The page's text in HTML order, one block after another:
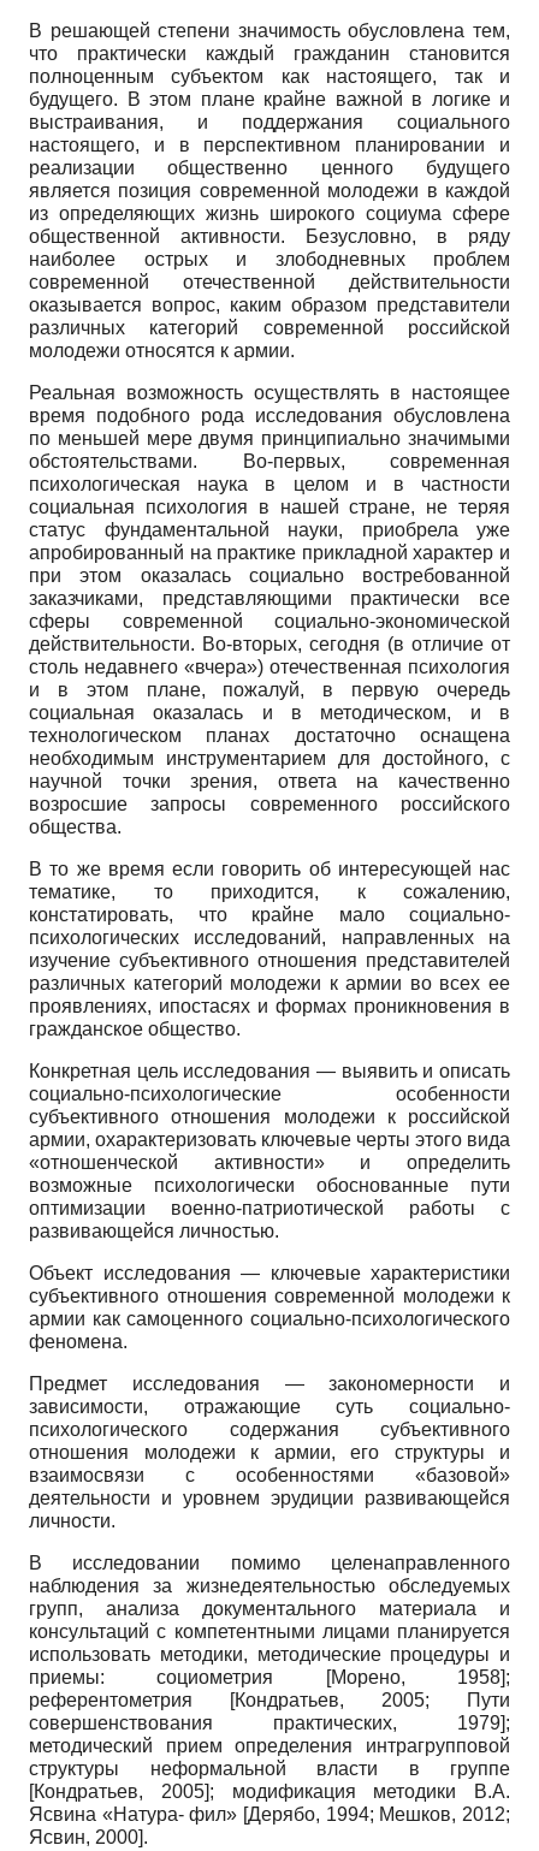
В решающей степени значимость обусловлена тем,
что практически каждый гражданин становится
полноценным субъектом как настоящего, так и
будущего. В этом плане крайне важной в логике и
выстраивания, и поддержания социального
настоящего, и в перспективном планировании и
реализации общественно ценного будущего
является позиция современной молодежи в каждой
из определяющих жизнь широкого социума сфере
общественной активности. Безусловно, в ряду
наиболее острых и злободневных проблем
современной отечественной действительности
оказывается вопрос, каким образом представители
различных категорий современной российской
молодежи относятся к армии.
Реальная возможность осуществлять в настоящее
время подобного рода исследования обусловлена
по меньшей мере двумя принципиально значимыми
обстоятельствами. Во-первых, современная
психологическая наука в целом и в частности
социальная психология в нашей стране, не теряя
статус фундаментальной науки, приобрела уже
апробированный на практике прикладной характер и
при этом оказалась социально востребованной
заказчиками, представляющими практически все
сферы современной социально-экономической
действительности. Во-вторых, сегодня (в отличие от
столь недавнего «вчера») отечественная психология
и в этом плане, пожалуй, в первую очередь
социальная оказалась и в методическом, и в
технологическом планах достаточно оснащена
необходимым инструментарием для достойного, с
научной точки зрения, ответа на качественно
возросшие запросы современного российского
общества.
В то же время если говорить об интересующей нас
тематике, то приходится, к сожалению,
констатировать, что крайне мало социально-
психологических исследований, направленных на
изучение субъективного отношения представителей
различных категорий молодежи к армии во всех ее
проявлениях, ипостасях и формах проникновения в
гражданское общество.
Конкретная цель исследования — выявить и описать
социально-психологические особенности
субъективного отношения молодежи к российской
армии, охарактеризовать ключевые черты этого вида
«отношенческой активности» и определить
возможные психологически обоснованные пути
оптимизации военно-патриотической работы с
развивающейся личностью.
Объект исследования — ключевые характеристики
субъективного отношения современной молодежи к
армии как самоценного социально-психологического
феномена.
Предмет исследования — закономерности и
зависимости, отражающие суть социально-
психологического содержания субъективного
отношения молодежи к армии, его структуры и
взаимосвязи с особенностями «базовой»
деятельности и уровнем эрудиции развивающейся
личности.
В исследовании помимо целенаправленного
наблюдения за жизнедеятельностью обследуемых
групп, анализа документального материала и
консультаций с компетентными лицами планируется
использовать методики, методические процедуры и
приемы: социометрия
[Морено, 1958];
референтометрия
[Кондратьев, 2005;
Пути
совершенствования практических, 1979];
методический прием определения интрагрупповой
структуры неформальной власти в группе
[Кондратьев, 2005]; модификация методики В.А.
Ясвина «Натура- фил» [Дерябо, 1994; Мешков, 2012;
Ясвин, 2000].